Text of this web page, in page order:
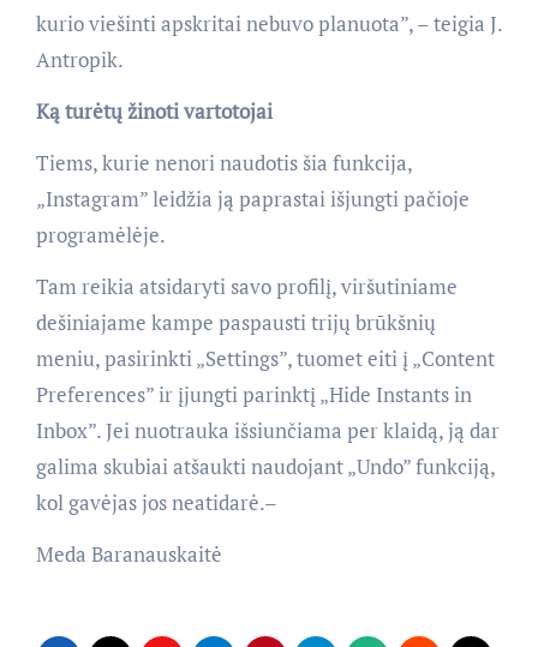
kurio viešinti apskritai nebuvo planuota”, – teigia J.
Antropik.
Ką turėtų žinoti vartotojai
Tiems, kurie nenori naudotis šia funkcija,
„Instagram” leidžia ją paprastai išjungti pačioje
programėlėje.
Tam reikia atsidaryti savo profilį, viršutiniame
dešiniajame kampe paspausti trijų brūkšnių
meniu, pasirinkti „Settings”, tuomet eiti į „Content
Preferences” ir įjungti parinktį „Hide Instants in
Inbox”. Jei nuotrauka išsiunčiama per klaidą, ją dar
galima skubiai atšaukti naudojant „Undo” funkciją,
kol gavėjas jos neatidarė.–
Meda Baranauskaitė